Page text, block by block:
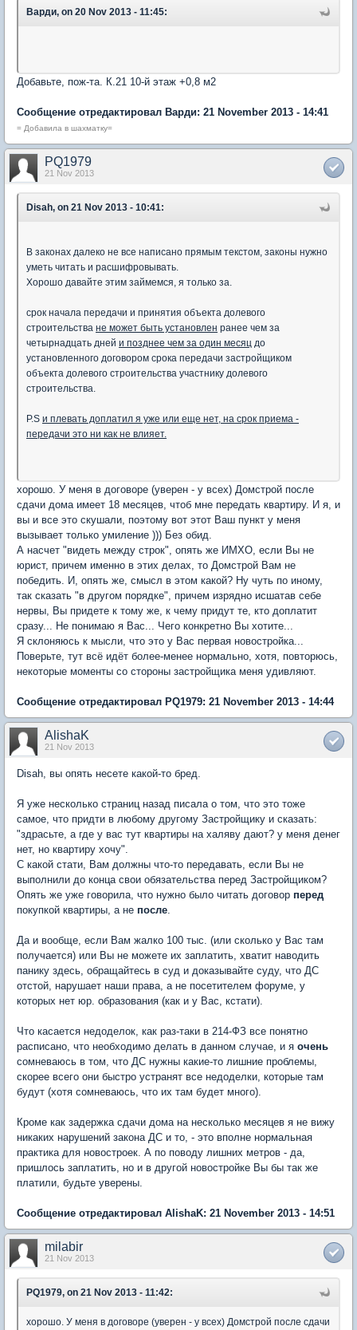
Варди, on 20 Nov 2013 - 11:45:
Добавьте, пож-та. К.21 10-й этаж +0,8 м2
Сообщение отредактировал Варди: 21 November 2013 - 14:41
= Добавила в шахматку=
PQ1979
21 Nov 2013
Disah, on 21 Nov 2013 - 10:41:
В законах далеко не все написано прямым текстом, законы нужно
уметь читать и расшифровывать.
Хорошо давайте этим займемся, я только за.
cрок начала передачи и принятия объекта долевого
строительства не может быть установлен ранее чем за
четырнадцать дней и позднее чем за один месяц до
установленного договором срока передачи застройщиком
объекта долевого строительства участнику долевого
строительства.
P.S и плевать доплатил я уже или еще нет, на срок приема -
передачи это ни как не влияет.
хорошо. У меня в договоре (уверен - у всех) Домстрой после
сдачи дома имеет 18 месяцев, чтоб мне передать квартиру. И я, и
вы и все это скушали, поэтому вот этот Ваш пункт у меня
вызывает только умиление ))) Без обид.
А насчет "видеть между строк", опять же ИМХО, если Вы не
юрист, причем именно в этих делах, то Домстрой Вам не
победить. И, опять же, смысл в этом какой? Ну чуть по иному,
так сказать "в другом порядке", причем изрядно исшатав себе
нервы, Вы придете к тому же, к чему придут те, кто доплатит
сразу... Не понимаю я Вас... Чего конкретно Вы хотите...
Я склоняюсь к мысли, что это у Вас первая новостройка...
Поверьте, тут всё идёт более-менее нормально, хотя, повторюсь,
некоторые моменты со стороны застройщика меня удивляют.
Сообщение отредактировал PQ1979: 21 November 2013 - 14:44
AlishaK
21 Nov 2013
Disah, вы опять несете какой-то бред.
Я уже несколько страниц назад писала о том, что это тоже
самое, что придти в любому другому Застройщику и сказать:
"здрасьте, а где у вас тут квартиры на халяву дают? у меня денег
нет, но квартиру хочу".
С какой стати, Вам должны что-то передавать, если Вы не
выполнили до конца свои обязательства перед Застройщиком?
Опять же уже говорила, что нужно было читать договор перед
покупкой квартиры, а не после
Да и вообще, если Вам жалко 100 тыс. (или сколько у Вас там
получается) или Вы не можете их заплатить, хватит наводить
панику здесь, обращайтесь в суд и доказывайте суду, что ДС
отстой, нарушает наши права, а не посетителем форуме, у
которых нет юр. образования (как и у Вас, кстати).
Что касается недоделок, как раз-таки в 214-ФЗ все понятно
расписано, что необходимо делать в данном случае, и я очень
сомневаюсь в том, что ДС нужны какие-то лишние проблемы,
скорее всего они быстро устранят все недоделки, которые там
будут (хотя сомневаюсь, что их там будет много).
Кроме как задержка сдачи дома на несколько месяцев я не вижу
никаких нарушений закона ДС и то, - это вполне нормальная
практика для новостроек. А по поводу лишних метров - да,
пришлось заплатить, но и в другой новостройке Вы бы так же
платили, будьте уверены.
Сообщение отредактировал AlishaK: 21 November 2013 - 14:51
milabir
21 Nov 2013
PQ1979, on 21 Nov 2013 - 11:42:
хорошо. У меня в договоре (уверен - у всех) Домстрой после сдачи